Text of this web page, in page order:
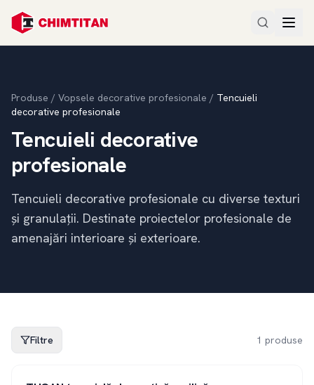
Produse / Vopsele decorative profesionale / Tencuieli
decorative profesionale
Tencuieli decorative
profesionale
Tencuieli decorative profesionale cu diverse texturi
și granulații. Destinate proiectelor profesionale de
amenajări interioare și exterioare.
Filtre 1 produse